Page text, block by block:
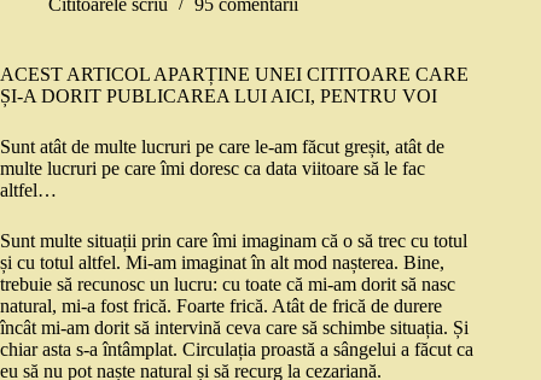
Cititoarele scriu
95 comentarii
ACEST ARTICOL APARȚINE UNEI CITITOARE CARE
ȘI-A DORIT PUBLICAREA LUI AICI, PENTRU VOI
Sunt atât de multe lucruri pe care le-am făcut greșit, atât de
multe lucruri pe care îmi doresc ca data viitoare să le fac
altfel…
Sunt multe situații prin care îmi imaginam că o să trec cu totul
și cu totul altfel. Mi-am imaginat în alt mod nașterea. Bine,
trebuie să recunosc un lucru: cu toate că mi-am dorit să nasc
natural, mi-a fost frică. Foarte frică. Atât de frică de durere
încât mi-am dorit să intervină ceva care să schimbe situația. Și
chiar asta s-a întâmplat. Circulația proastă a sângelui a făcut ca
eu să nu pot naște natural și să recurg la cezariană.